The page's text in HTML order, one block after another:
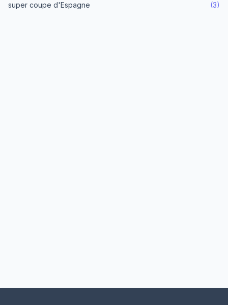
super coupe d'Espagne
(3)